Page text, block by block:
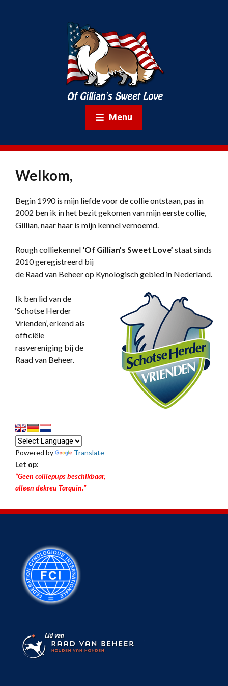
Menu
Welkom,
Begin 1990 is mijn liefde voor de collie ontstaan, pas in
2002 ben ik in het bezit gekomen van mijn eerste collie,
Gillian, naar haar is mijn kennel vernoemd.
Rough colliekennel ‘Of Gillian’s Sweet Love’ staat sinds
2010 geregistreerd bij
de Raad van Beheer op Kynologisch gebied in Nederland.
Ik ben lid van de
‘Schotse Herder
Vrienden’, erkend als
officiële
rasvereniging bij de
Raad van Beheer.
Powered by
Translate
Let op:
“Geen colliepups beschikbaar,
alleen dekreu Tarquin.”